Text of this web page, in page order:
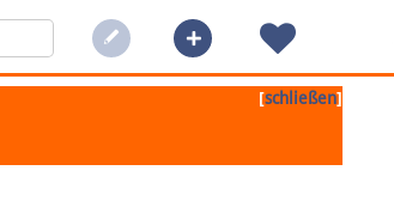
[schließen]